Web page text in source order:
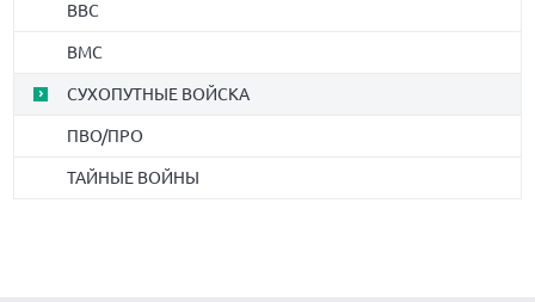
ВВС
ВМС
СУХОПУТНЫЕ ВОЙСКА
ПВО/ПРО
ТАЙНЫЕ ВОЙНЫ